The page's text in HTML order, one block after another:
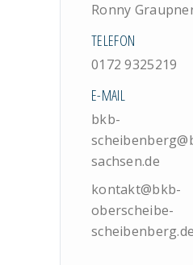
Ronny
TELEFON
0172 9325219
E-MAIL
bkb-
sachsen.de
kontakt@bkb-
oberscheibe-
scheibenberg.de